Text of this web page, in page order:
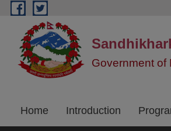
Skip to main content
Government of
Home Introduction